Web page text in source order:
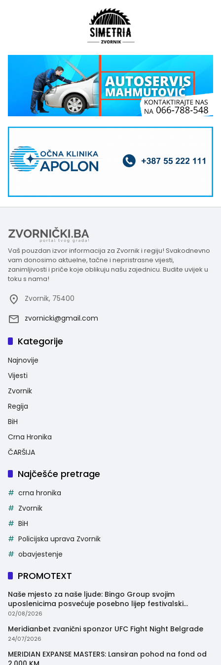
Vaš pouzdan izvor informacija za Zvornik i regiju! Svakodnevno
vam donosimo aktuelne, tačne i nepristrasne vijesti,
zanimljivosti i priče koje oblikuju našu zajednicu. Budite uvijek u
toku s nama!
Zvornik, 75400
zvornicki@gmail.com
Kategorije
Najnovije
Vijesti
Zvornik
Regija
BiH
Crna Hronika
ČARŠIJA
Najčešće pretrage
crna hronika
Zvornik
BiH
Policijska uprava Zvornik
obavjestenje
PROMOTEXT
Naše mjesto za naše ljude: Bingo Group svojim
uposlenicima posvećuje posebno lijep festivalski
trenutak
02/08/2026
Meridianbet zvanični sponzor UFC Fight Night Belgrade
24/07/2026
MERIDIAN EXPANSE MASTERS: Lansiran pohod na fond od